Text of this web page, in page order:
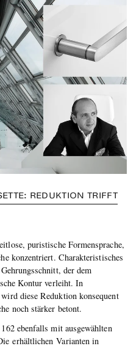
REDUKTION TRIFFT
puristische Formensprache,
konzentriert. Charakteristisches
der dem
Kontur verleiht. In
diese Reduktion konsequent
noch stärker betont.
ebenfalls mit ausgewählten
erhältlichen Varianten in